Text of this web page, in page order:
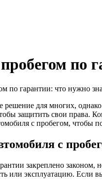
по
по гарантии: что нужно
для многих,
защитить свои права.
с пробегом, чтобы
с
закреплено законом,
или эксплуатацию. Если